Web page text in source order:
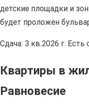
детские площадки и
будет проложен
Сдача: 3 кв.2026 г. Есть
Квартиры в
Равновесие